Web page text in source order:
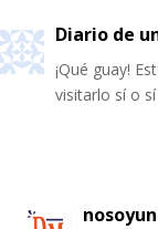
Diario de
¡Qué guay!
visitarlo sí o